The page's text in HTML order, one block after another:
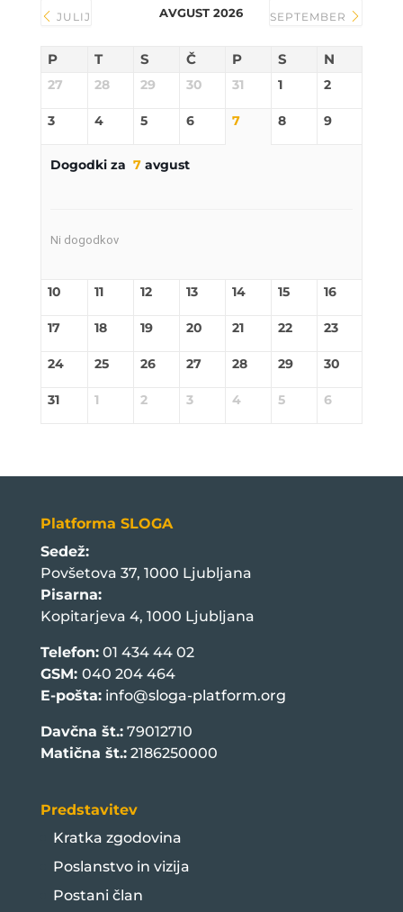
JULIJ AVGUST 2026 SEPTEMBER
P T S Č P S N
27 28 29 30 31 1 2
3 4 5 6 7 8 9
Dogodki za 7avgust
Ni dogodkov
10 11 12 13 14 15 16
17 18 19 20 21 22 23
24 25 26 27 28 29 30
31 1 2 3 4 5 6
Platforma SLOGA
Sedež:
Povšetova 37, 1000 Ljubljana
Pisarna:
Kopitarjeva 4, 1000 Ljubljana
Telefon:01 434 44 02
GSM: 040 204 464
E-pošta: info@sloga-platform.org
Davčna št.:79012710
Matična št.:2186250000
Predstavitev
Kratka zgodovina
Poslanstvo in vizija
Postani član